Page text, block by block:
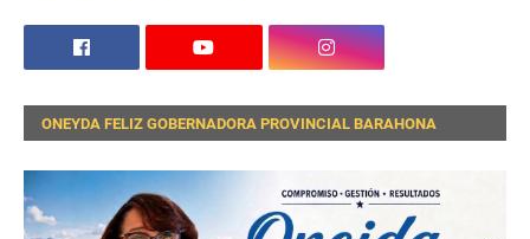
ONEYDA FELIZ GOBERNADORA PROVINCIAL BARAHONA